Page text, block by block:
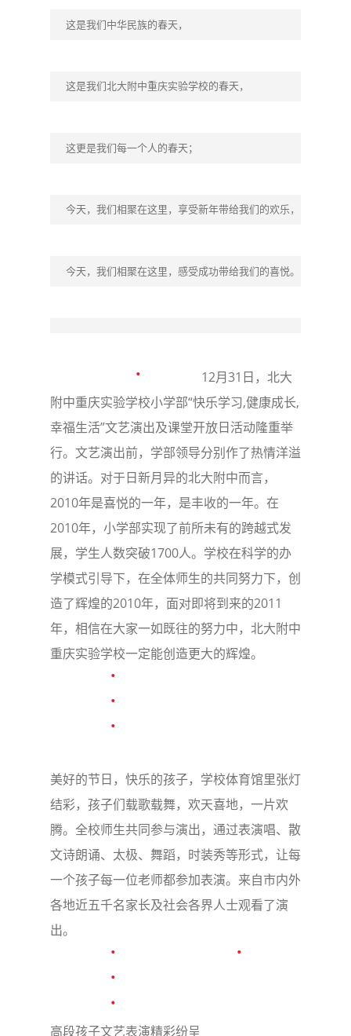
这是我们中华民族的春天，
这是我们北大附中重庆实验学校的春天，
这更是我们每一个人的春天；
今天，我们相聚在这里，享受新年带给我们的欢乐，
今天，我们相聚在这里，感受成功带给我们的喜悦。
12月31日，北大
附中重庆实验学校小学部“快乐学习,健康成长,
幸福生活”文艺演出及课堂开放日活动隆重举
行。文艺演出前，学部领导分别作了热情洋溢
的讲话。对于日新月异的北大附中而言，
2010年是喜悦的一年，是丰收的一年。在
2010年，小学部实现了前所未有的跨越式发
展，学生人数突破1700人。学校在科学的办
学模式引导下，在全体师生的共同努力下，创
造了辉煌的2010年，面对即将到来的2011
年，相信在大家一如既往的努力中，北大附中
重庆实验学校一定能创造更大的辉煌。
美好的节日，快乐的孩子，学校体育馆里张灯
结彩，孩子们载歌载舞，欢天喜地，一片欢
腾。全校师生共同参与演出，通过表演唱、散
文诗朗诵、太极、舞蹈，时装秀等形式，让每
一个孩子每一位老师都参加表演。来自市内外
各地近五千名家长及社会各界人士观看了演
出。
高段孩子文艺表演精彩纷呈